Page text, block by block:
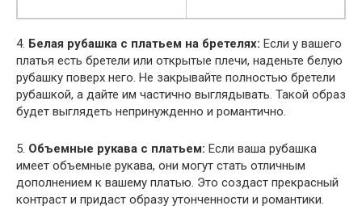
4. Белая рубашка с платьем на бретелях: Если у вашего
платья есть бретели или открытые плечи, наденьте белую
рубашку поверх него. Не закрывайте полностью бретели
рубашкой, а дайте им частично выглядывать. Такой образ
будет выглядеть непринужденно и романтично.
5. Объемные рукава с платьем: Если ваша рубашка
имеет объемные рукава, они могут стать отличным
дополнением к вашему платью. Это создаст прекрасный
контраст и придаст образу утонченности и романтики.